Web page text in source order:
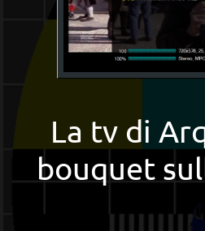
La tv di
bouquet